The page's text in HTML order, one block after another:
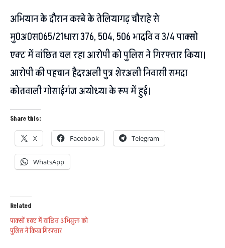
अभियान के दौरान कस्बे के तेलियागढ़ चौराहे से
मु0अ0स065/21धारा 376, 504, 506 भादवि व 3/4 पाक्सो
एक्ट में वांछित चल रहा आरोपी को पुलिस ने गिरफ्तार किया।
आरोपी की पहचान हैदरअली पुत्र शेरअली निवासी समदा
कोतवाली गोसाईगंज अयोध्या के रूप में हुई।
Share this:
X Facebook Telegram
WhatsApp
Related
पाक्सों एक्ट में वांछित अभियुक्त को
पुलिस ने किया गिरफ्तार